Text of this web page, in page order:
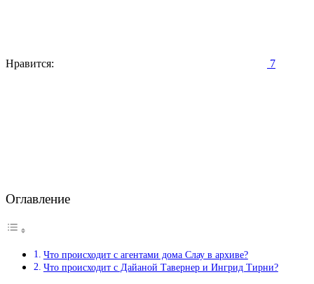
Нравится: 7
Оглавление
Что происходит с агентами дома Слау в архиве?
Что происходит с Дайаной Тавернер и Ингрид Тирни?